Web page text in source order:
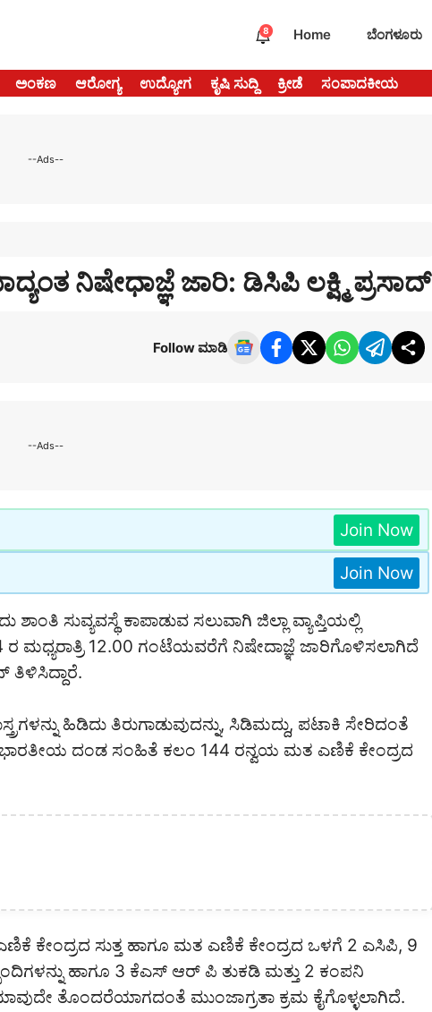
8 Home ಬೆಂಗಳೂರು
ಅಂಕಣ ಆರೋಗ್ಯ ಉದ್ಯೋಗ ಕೃಷಿ ಸುದ್ದಿ ಕ್ರೀಡೆ ಸಂಪಾದಕೀಯ
--Ads--
ನಿಷೇಧಾಜ್ಞೆ ಜಾರಿ: ಡಿಸಿಪಿ ಲಕ್ಷ್ಮಿ ಪ್ರಸಾದ್
Follow ಮಾಡಿ
--Ads--
Join Now
Join Now
ಸುವ್ಯವಸ್ಥೆ ಕಾಪಾಡುವ ಸಲುವಾಗಿ ಜಿಲ್ಲಾ ವ್ಯಾಪ್ತಿಯಲ್ಲಿ
ಮಧ್ಯರಾತ್ರಿ 12.00 ಗಂಟೆಯವರೆಗೆ ನಿಷೇದಾಜ್ಞೆ ಜಾರಿಗೊಳಿಸಲಾಗಿದೆ
ತಿಳಿಸಿದ್ದಾರೆ.
ಹಿಡಿದು ತಿರುಗಾಡುವುದನ್ನು, ಸಿಡಿಮದ್ದು, ಪಟಾಕಿ ಸೇರಿದಂತೆ
ಭಾರತೀಯ ದಂಡ ಸಂಹಿತೆ ಕಲಂ 144 ರನ್ವಯ ಮತ ಎಣಿಕೆ ಕೇಂದ್ರದ
ಸುತ್ತ ಹಾಗೂ ಮತ ಎಣಿಕೆ ಕೇಂದ್ರದ ಒಳಗೆ 2 ಎಸಿಪಿ, 9
ಹಾಗೂ 3 ಕೆಎಸ್ ಆರ್ ಪಿ ತುಕಡಿ ಮತ್ತು 2 ಕಂಪನಿ
ತೊಂದರೆಯಾಗದಂತೆ ಮುಂಜಾಗ್ರತಾ ಕ್ರಮ ಕೈಗೊಳ್ಳಲಾಗಿದೆ.